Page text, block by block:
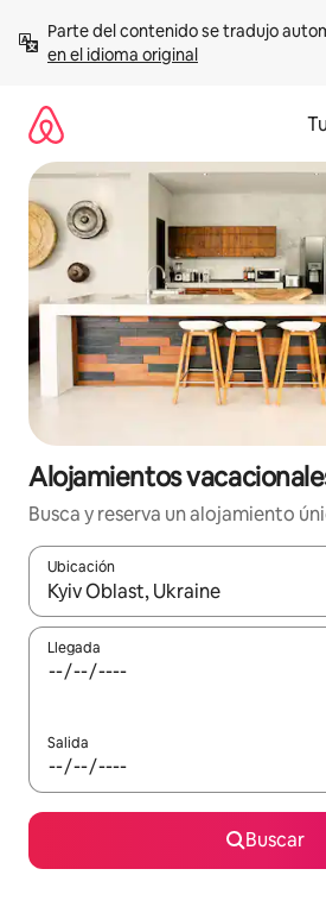
contenido
Parte del contenido se tradujo
en el idioma original
Alojamientos
Busca y reserva un alojamiento
Ubicación
Cuando los resultados estén
Llegada
Salida
Buscar